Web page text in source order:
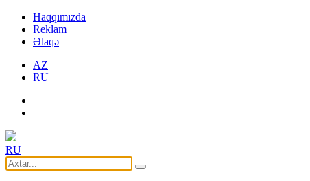
Haqqımızda
Reklam
Əlaqə
AZ
RU
RU